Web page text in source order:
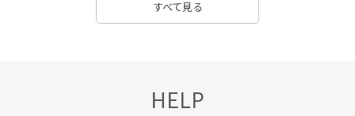
すべて見る
HELP